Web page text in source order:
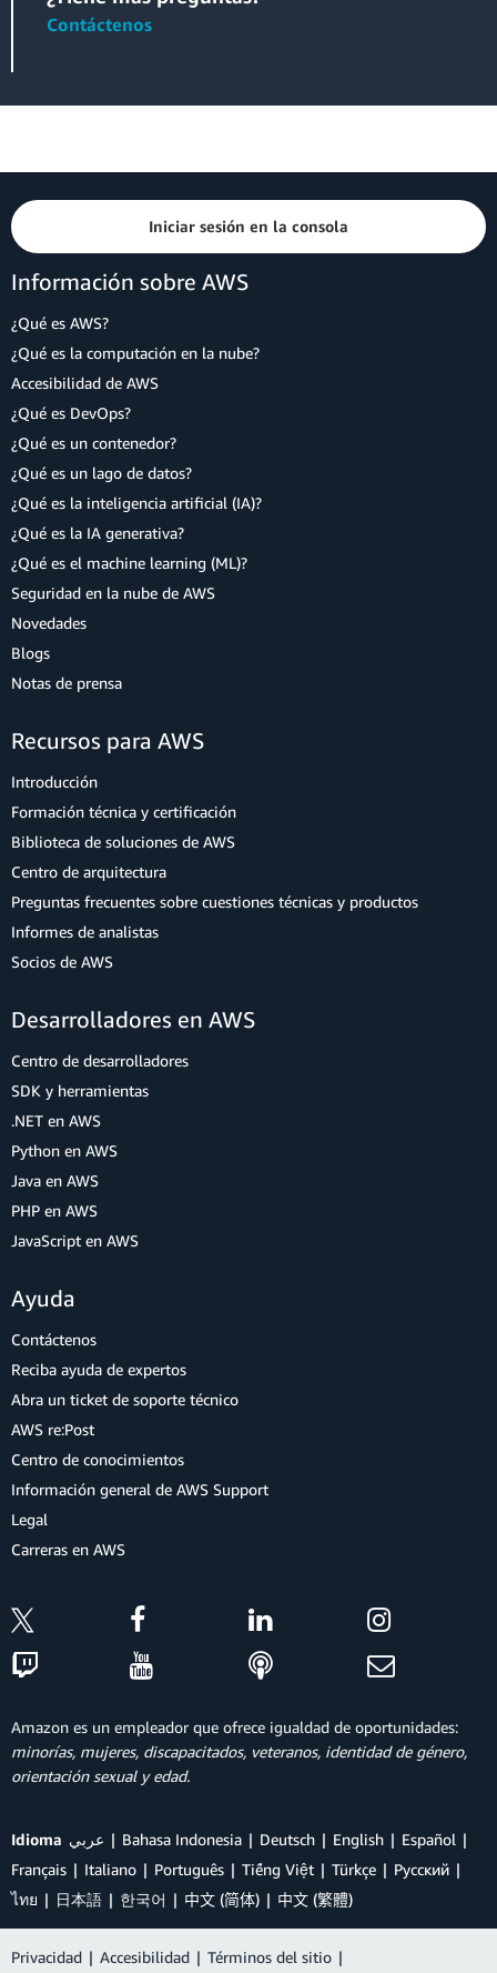
Contáctenos
Iniciar sesión en la consola
Información sobre AWS
¿Qué es AWS?
¿Qué es la computación en la nube?
Accesibilidad de AWS
¿Qué es DevOps?
¿Qué es un contenedor?
¿Qué es un lago de datos?
¿Qué es la inteligencia artificial (IA)?
¿Qué es la IA generativa?
¿Qué es el machine learning (ML)?
Seguridad en la nube de AWS
Novedades
Blogs
Notas de prensa
Recursos para AWS
Introducción
Formación técnica y certificación
Biblioteca de soluciones de AWS
Centro de arquitectura
Preguntas frecuentes sobre cuestiones técnicas y productos
Informes de analistas
Socios de AWS
Desarrolladores en AWS
Centro de desarrolladores
SDK y herramientas
.NET en AWS
Python en AWS
Java en AWS
PHP en AWS
JavaScript en AWS
Ayuda
Contáctenos
Reciba ayuda de expertos
Abra un ticket de soporte técnico
AWS re:Post
Centro de conocimientos
Información general de AWS Support
Legal
Carreras en AWS
Amazon es un empleador que ofrece igualdad de oportunidades:
minorías, mujeres, discapacitados, veteranos, identidad de género,
orientación sexual y edad.
Idioma عربي Bahasa Indonesia Deutsch English
Español
Français
Italiano Português Tiếng Việt Türkçe
Ρусский
ไทย
日本語 한국어 中文 (简体) 中文 (繁體)
Privacidad | Accesibilidad | Términos del sitio |